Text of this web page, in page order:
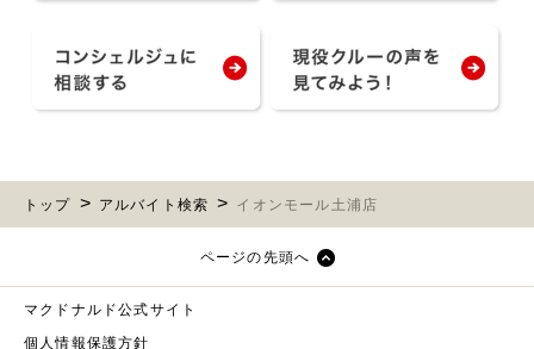
トップ アルバイト検索 イオンモール土浦店
ページの先頭へ
マクドナルド公式サイト
個人情報保護方針